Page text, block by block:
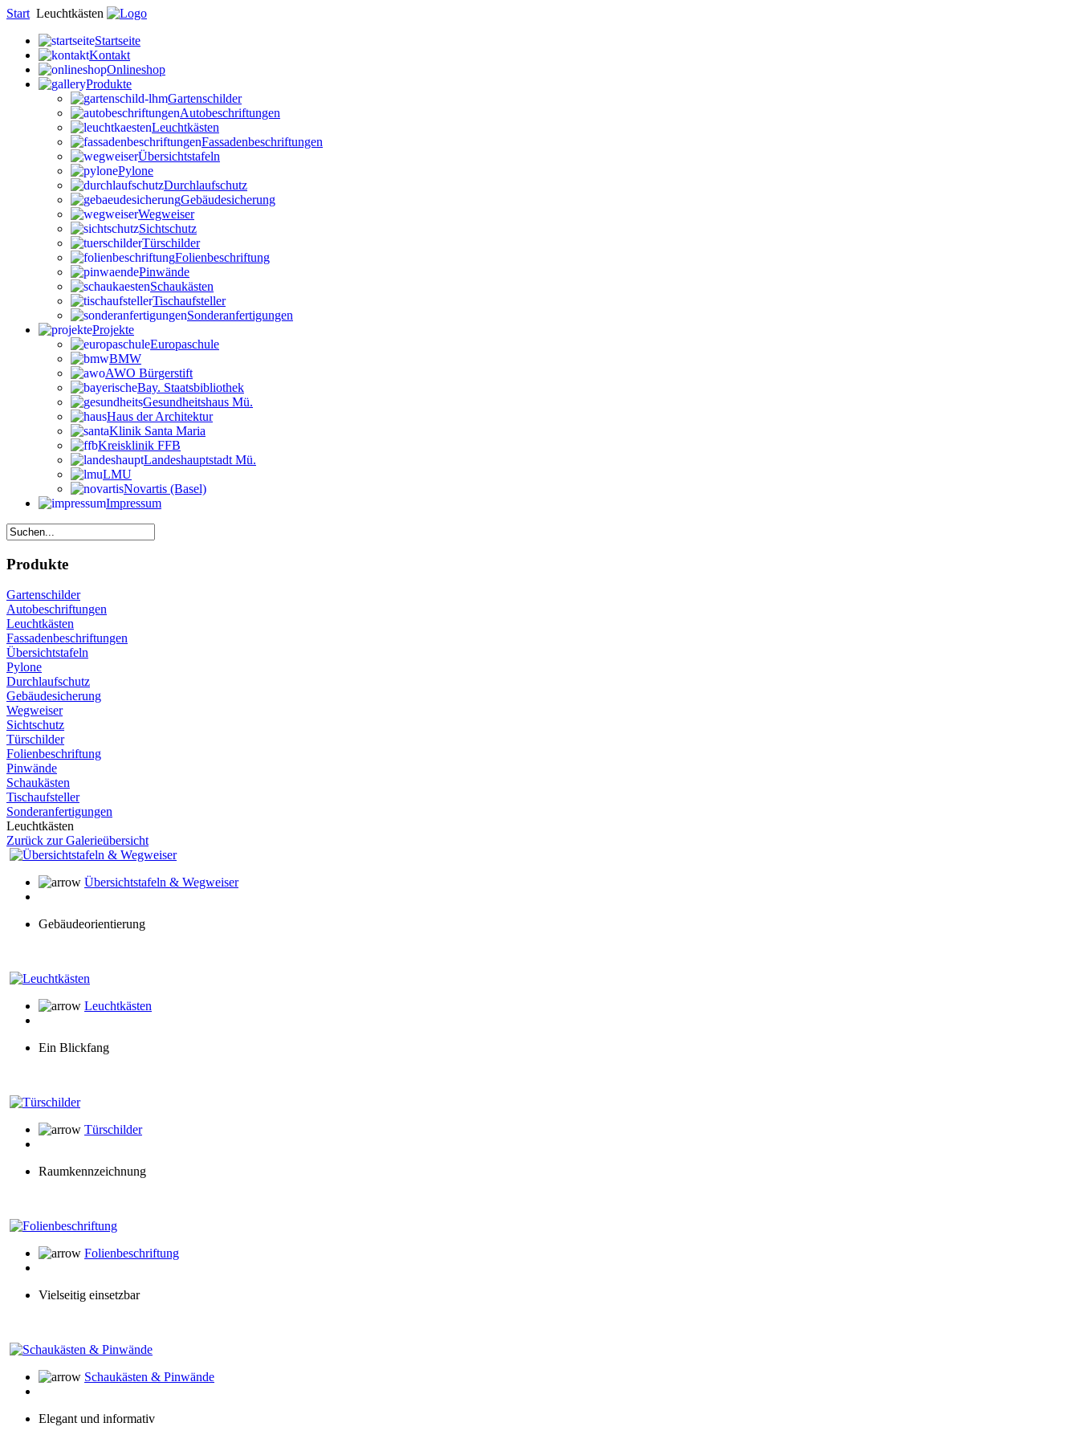
Start Leuchtkästen
Startseite
Kontakt
Onlineshop
Produkte
Gartenschilder
Autobeschriftungen
Leuchtkästen
Fassadenbeschriftungen
Übersichtstafeln
Pylone
Durchlaufschutz
Gebäudesicherung
Wegweiser
Sichtschutz
Türschilder
Folienbeschriftung
Pinwände
Schaukästen
Tischaufsteller
Sonderanfertigungen
Projekte
Europaschule
BMW
AWO Bürgerstift
Bay. Staatsbibliothek
Gesundheitshaus Mü.
Haus der Architektur
Klinik Santa Maria
Kreisklinik FFB
Landeshauptstadt Mü.
LMU
Novartis (Basel)
Impressum
Produkte
Gartenschilder
Autobeschriftungen
Leuchtkästen
Fassadenbeschriftungen
Übersichtstafeln
Pylone
Durchlaufschutz
Gebäudesicherung
Wegweiser
Sichtschutz
Türschilder
Folienbeschriftung
Pinwände
Schaukästen
Tischaufsteller
Sonderanfertigungen
Leuchtkästen
Zurück zur Galerieübersicht
Übersichtstafeln & Wegweiser
Gebäudeorientierung
Leuchtkästen
Ein Blickfang
Türschilder
Raumkennzeichnung
Folienbeschriftung
Vielseitig einsetzbar
Schaukästen & Pinwände
Elegant und informativ